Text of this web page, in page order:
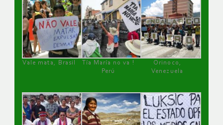
Vale mata, Brasil
Tía María no va !
Perú
Orinoco,
Venezuela